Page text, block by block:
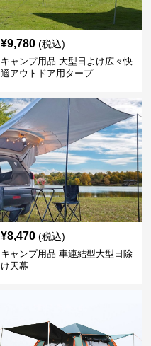
¥9,780 (税込)
キャンプ用品 大型日よけ広々快
適アウトドア用タープ
¥8,470 (税込)
キャンプ用品 車連結型大型日除
け天幕